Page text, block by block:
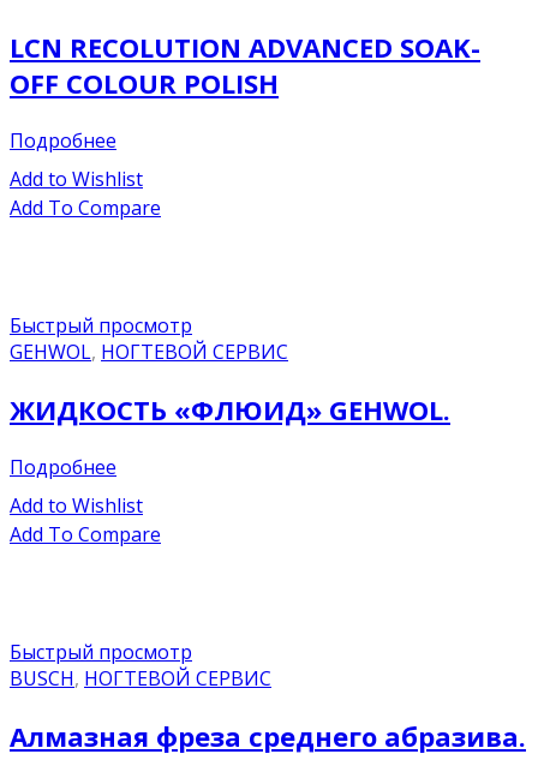
LCN RECOLUTION ADVANCED SOAK-
OFF COLOUR POLISH
Подробнее
Add to Wishlist
Add To Compare
Быстрый просмотр
GEHWOL, НОГТЕВОЙ СЕРВИС
ЖИДКОСТЬ «ФЛЮИД» GEHWOL.
Подробнее
Add to Wishlist
Add To Compare
Быстрый просмотр
BUSCH, НОГТЕВОЙ СЕРВИС
Алмазная фреза среднего абразива.